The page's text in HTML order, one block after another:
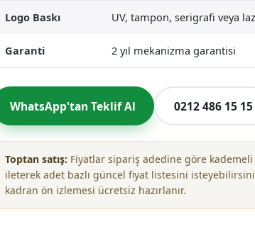
Logo Baskı UV, tampon, serigrafi veya
Garanti 2 yıl mekanizma garantisi
WhatsApp'tan Teklif Al 0212 486 15 15
Toptan satış: Fiyatlar sipariş adedine göre
ileterek adet bazlı güncel fiyat listesini
kadran ön izlemesi ücretsiz hazırlanır.